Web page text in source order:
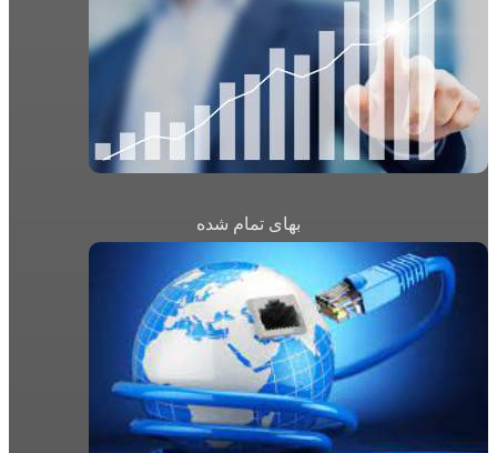
بهای تمام شده